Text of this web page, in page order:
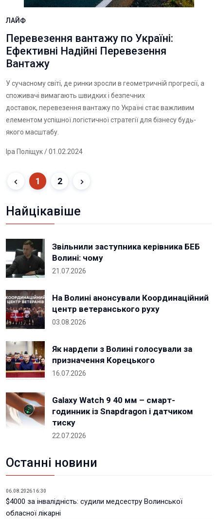
ЛАЙФ
Перевезення вантажу по Україні:
Ефективні Надійні Перевезення
Вантажу
У сучасному світі, де ринки зросли в геометричній прогресії, а
споживачі вимагають швидких і безпечних
доставок, перевезення вантажу по Україні стає важливим
елементом успішної логістичної стратегії для бізнесу будь-
якого масштабу.
Іра Поліщук/ 01.02.2024
1 2
Найцікавіше
Звільнили заступника керівника БЕБ
Волині: чому
21.07.2026
На Волині анонсували Координаційний
центр ветеранського руху
03.08.2026
Як нардепи з Волині голосували за
призначення Корецького
16.07.2026
Galaxy Watch 9 40 мм – смарт-
годинник із Snapdragon і датчиком
тиску
22.07.2026
Останні новини
06.08.2026 16:30
$4000 за інвалідність: судили медсестру Волинської
обласної лікарні